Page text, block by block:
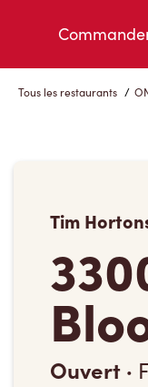
Tous les restaurants /
Tim
Ouvert ·